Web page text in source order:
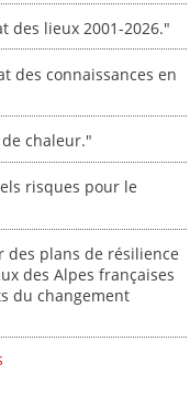
des lieux 2001-2026."
des connaissances en
chaleur."
risques pour le
plans de résilience
des Alpes françaises
du changement